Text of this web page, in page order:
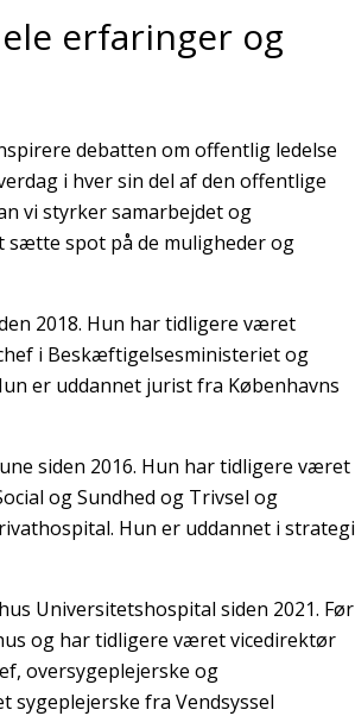
erfaringer og
debatten om offentlig ledelse
i hver sin del af den offentlige
vi styrker samarbejdet og
sætte spot på de muligheder og
2018. Hun har tidligere været
i Beskæftigelsesministeriet og
er uddannet jurist fra Københavns
siden 2016. Hun har tidligere været
og Sundhed og Trivsel og
Hun er uddannet i strategi
Universitetshospital siden 2021. Før
og har tidligere været vicedirektør
oversygeplejerske og
sygeplejerske fra Vendsyssel